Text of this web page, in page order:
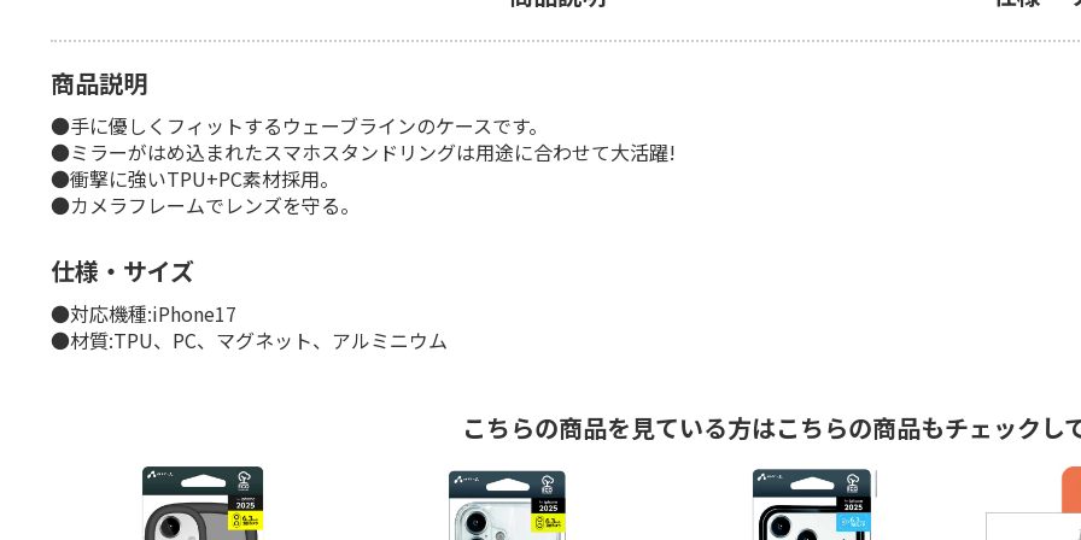
商品説明
●手に優しくフィットするウェーブラインのケースです。
●ミラーがはめ込まれたスマホスタンドリングは用途に合わせて大活躍!
●衝撃に強いTPU+PC素材採用。
●カメラフレームでレンズを守る。
仕様・サイズ
●対応機種:iPhone17
●材質:TPU、PC、マグネット、アルミニウム
こちらの商品を見ている方はこちらの商品もチェックし